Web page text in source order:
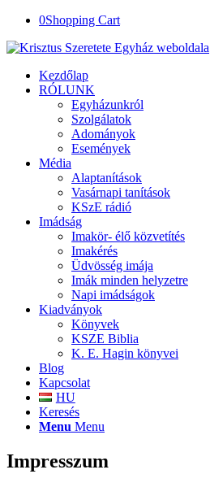
0Shopping Cart
Kezdőlap
RÓLUNK
Egyházunkról
Szolgálatok
Adományok
Események
Média
Alaptanítások
Vasárnapi tanítások
KSzE rádió
Imádság
Imakör- élő közvetítés
Imakérés
Üdvösség imája
Imák minden helyzetre
Napi imádságok
Kiadványok
Könyvek
KSZE Biblia
K. E. Hagin könyvei
Blog
Kapcsolat
HU
Keresés
Menu Menu
Impresszum